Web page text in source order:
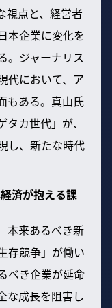
視点と、経営者
本企業に変化を
。ジャーナリス
代において、ア
もある。真山氏
カ世代」が、
し、新たな時代
済が抱える課
本来あるべき新
存競争」が働い
べき企業が延命
な成長を阻害し